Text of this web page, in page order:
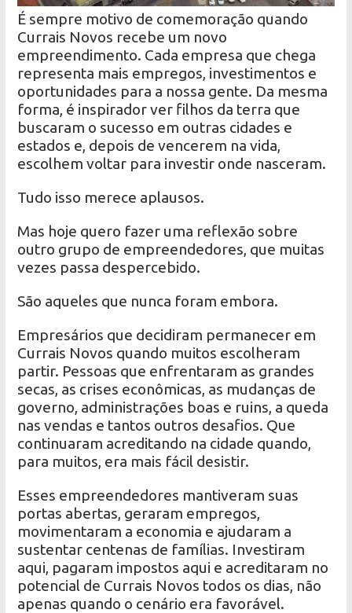
É sempre motivo de comemoração quando
Currais Novos recebe um novo
empreendimento. Cada empresa que chega
representa mais empregos, investimentos e
oportunidades para a nossa gente. Da mesma
forma, é inspirador ver filhos da terra que
buscaram o sucesso em outras cidades e
estados e, depois de vencerem na vida,
escolhem voltar para investir onde nasceram.
Tudo isso merece aplausos.
Mas hoje quero fazer uma reflexão sobre
outro grupo de empreendedores, que muitas
vezes passa despercebido.
São aqueles que nunca foram embora.
Empresários que decidiram permanecer em
Currais Novos quando muitos escolheram
partir. Pessoas que enfrentaram as grandes
secas, as crises econômicas, as mudanças de
governo, administrações boas e ruins, a queda
nas vendas e tantos outros desafios. Que
continuaram acreditando na cidade quando,
para muitos, era mais fácil desistir.
Esses empreendedores mantiveram suas
portas abertas, geraram empregos,
movimentaram a economia e ajudaram a
sustentar centenas de famílias. Investiram
aqui, pagaram impostos aqui e acreditaram no
potencial de Currais Novos todos os dias, não
apenas quando o cenário era favorável.